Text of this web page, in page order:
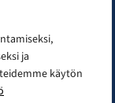
ja
käytön